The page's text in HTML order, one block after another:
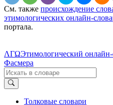
См. также происхождение
этимологических онлайн-
портала.
ΛΓΩЭтимологический онлайн-
Фасмера
Толковые словари